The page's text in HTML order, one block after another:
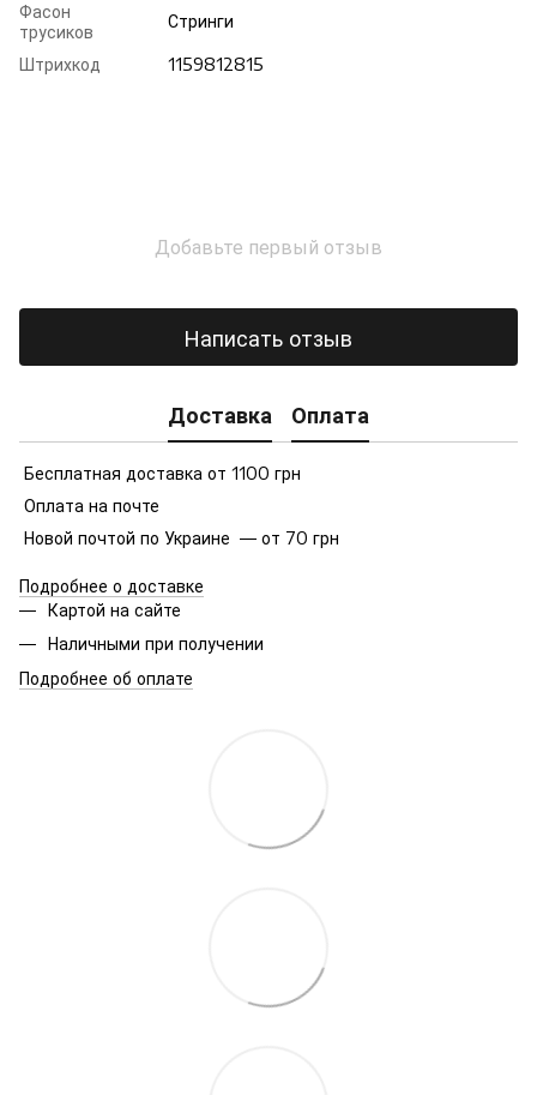
Фасон
трусиков
Стринги
Штрихкод 1159812815
Добавьте первый отзыв
Написать отзыв
Доставка Оплата
Бесплатная доставка от 1100 грн
Оплата на почте
Новой почтой по Украине — от 70 грн
Подробнее о доставке
Картой на сайте
Наличными при получении
Подробнее об оплате